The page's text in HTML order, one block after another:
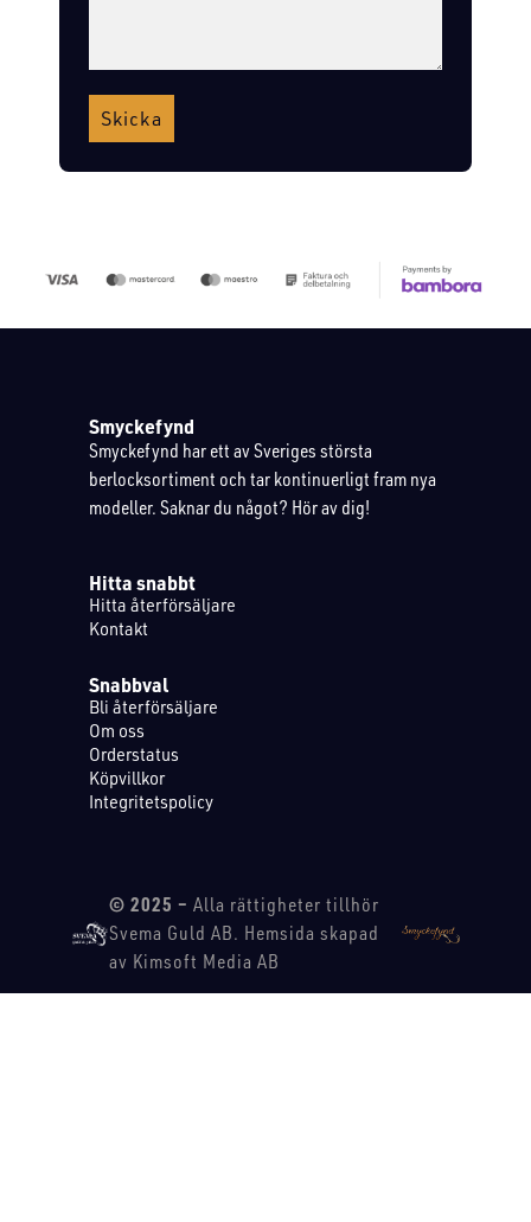
Skicka
Smyckefynd
Smyckefynd har ett av Sveriges största
berlocksortiment och tar kontinuerligt fram nya
modeller. Saknar du något? Hör av dig!
Hitta snabbt
Hitta återförsäljare
Kontakt
Snabbval
Bli återförsäljare
Om oss
Orderstatus
Köpvillkor
Integritetspolicy
© 2025 – Alla rättigheter tillhör
Svema Guld AB. Hemsida skapad
av Kimsoft Media AB